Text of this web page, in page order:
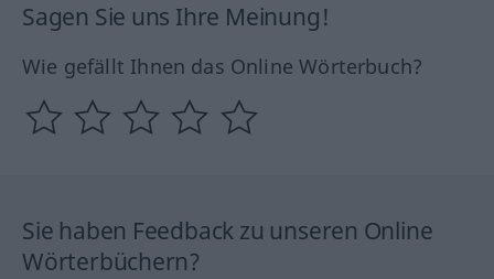
Sagen Sie uns Ihre Meinung!
Wie gefällt Ihnen das Online Wörterbuch?
Sie haben Feedback zu unseren Online
Wörterbüchern?